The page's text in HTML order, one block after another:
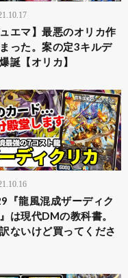
ュエマ】最悪のオリカ作
った。案の定3キルデ
誕【オリカ】
『龍風混成ザーディク
は現代DMの教科書。
ないけど買ってくださ